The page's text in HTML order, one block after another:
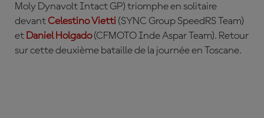
Moly Dynavolt Intact GP) triomphe en solitaire
devantCelestino Vietti (SYNC Group SpeedRS Team)
et Daniel Holgado(CFMOTO Inde Aspar Team). Retour
sur cette deuxième bataille de la journée en Toscane.